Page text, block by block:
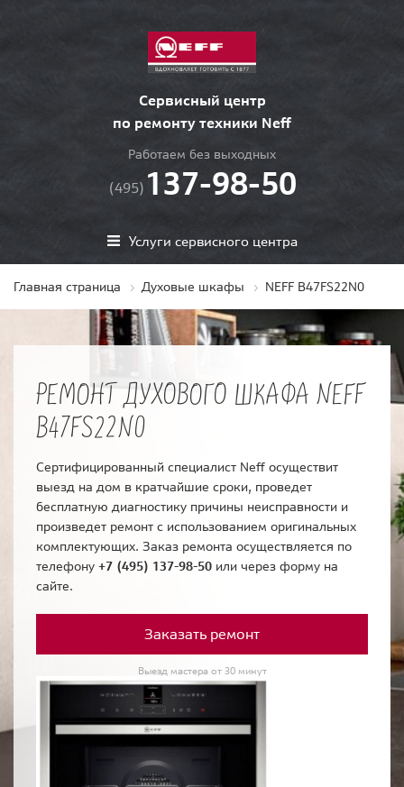
Сервисный центр
по ремонту техники Neff
Работаем без выходных
(495) 137-98-50
Услуги сервисного центра
Главная страница Духовые шкафы NEFF B47FS22N0
РЕМОНТ ДУХОВОГО ШКАФА NEFF
B47FS22N0
Сертифицированный специалист Neff осуществит
выезд на дом в кратчайшие сроки, проведет
бесплатную диагностику причины неисправности и
произведет ремонт с использованием оригинальных
комплектующих. Заказ ремонта осуществляется по
телефону +7 (495) 137-98-50 или через форму на
сайте.
Заказать ремонт
Выезд мастера от 30 минут